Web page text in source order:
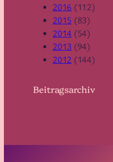
Beitragsarchiv
2016 (112)
2015 (83)
2014 (54)
2013 (94)
2012 (144)